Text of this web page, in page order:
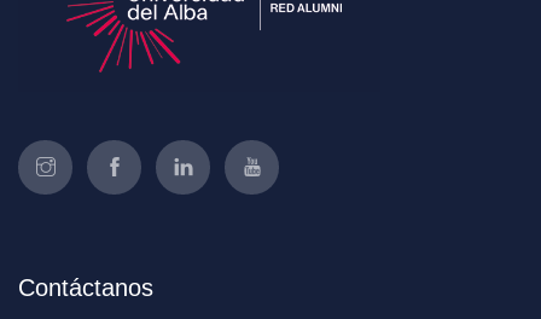
Contáctanos